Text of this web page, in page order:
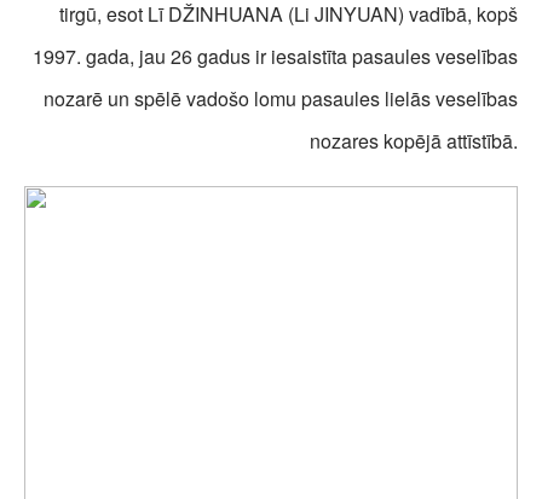
tirgū, esot Lī DŽINHUANA (Li JINYUAN) vadībā, kopš
1997. gada, jau 26 gadus ir iesaistīta pasaules veselības
nozarē un spēlē vadošo lomu pasaules lielās veselības
nozares kopējā attīstībā.